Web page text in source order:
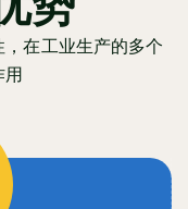
在工业生产的多个